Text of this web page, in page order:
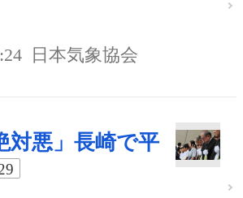
日本気象協会
対悪」長崎で平